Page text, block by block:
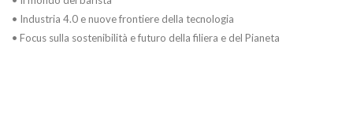
• Industria 4.0 e nuove frontiere della tecnologia
• Focus sulla sostenibilità e futuro della filiera e del Pianeta